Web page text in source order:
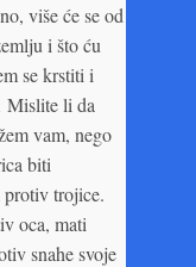
više će se od
i što ću
se krstiti i
Mislite li da
vam, nego
biti
trojice.
oca, mati
snahe svoje